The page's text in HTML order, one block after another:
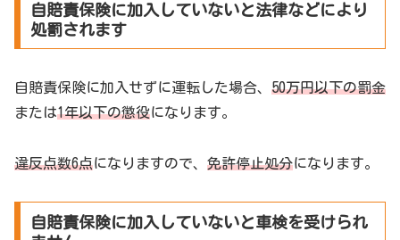
自賠責保険に加入していないと法律などにより
処罰されます
自賠責保険に加入せずに運転した場合、 50万円以下の罰金
または1年以下の懲役になります。
違反点数6点になりますので、 免許停止処分になります。
自賠責保険に加入していないと車検を受けられ